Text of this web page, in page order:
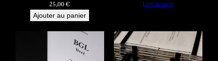
25,00€
Ajouter au panier
Lire la suite